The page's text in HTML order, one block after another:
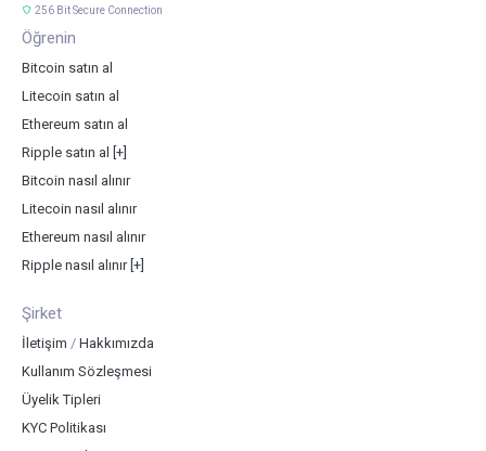
256 Bit Secure Connection
Öğrenin
Bitcoin satın al
Litecoin satın al
Ethereum satın al
Ripple satın al
[+]
Bitcoin nasıl alınır
Litecoin nasıl alınır
Ethereum nasıl alınır
Ripple nasıl alınır [+]
Şirket
İletişim / Hakkımızda
Kullanım Sözleşmesi
Üyelik Tipleri
KYC Politikası